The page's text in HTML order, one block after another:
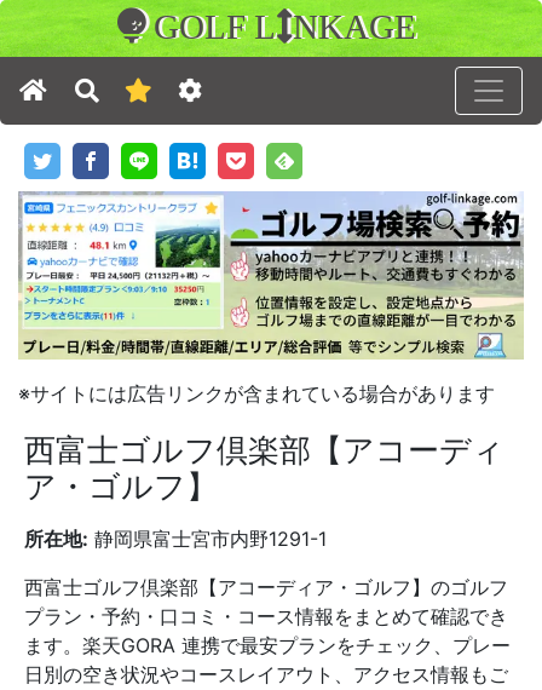
GOLF L NKAGE
※サイトには広告リンクが含まれている場合があります
西富士ゴルフ倶楽部【アコーディ
ア・ゴルフ】
所在地: 静岡県富士宮市内野1291-1
西富士ゴルフ倶楽部【アコーディア・ゴルフ】のゴルフ
プラン・予約・口コミ・コース情報をまとめて確認でき
ます。楽天GORA 連携で最安プランをチェック、プレー
日別の空き状況やコースレイアウト、アクセス情報もご